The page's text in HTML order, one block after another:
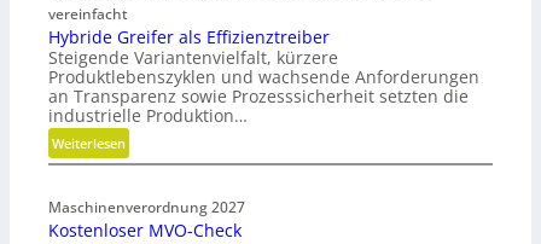
t
h
o
d
e
n
f
ü
n
a
vereinfacht
Hybride Greifer als Effizienztreiber
Steigende Variantenvielfalt, kürzere
Produktlebenszyklen und wachsende Anforderungen
an Transparenz sowie Prozesssicherheit setzten die
industrielle Produktion…
Weiterlesen:
H
b
r
Maschinenverordnung 2027
Kostenloser MVO-Check